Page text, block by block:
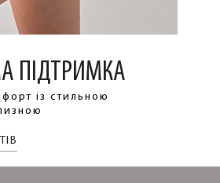
ПІДТРИМКА
із стильною